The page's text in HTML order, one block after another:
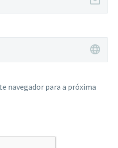
navegador para a próxima